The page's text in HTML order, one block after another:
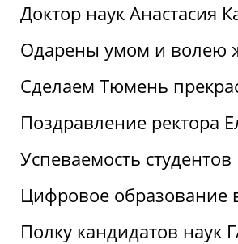
Доктор наук Анастасия
Одарены умом и волею
Сделаем Тюмень
Поздравление ректора
Успеваемость
Цифровое образование
Полку кандидатов наук